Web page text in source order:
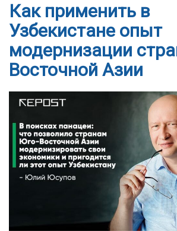
Как применить в
Узбекистане опыт
модернизации
Восточной Азии